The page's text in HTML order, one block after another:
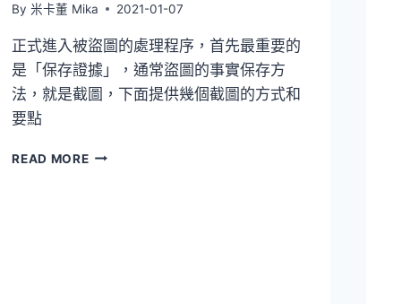
By 米卡董 Mika 2021-01-07
正式進入被盜圖的處理程序，首先最重要的
是「保存證據」，通常盜圖的事實保存方
法，就是截圖，下面提供幾個截圖的方式和
要點
READ MORE[被